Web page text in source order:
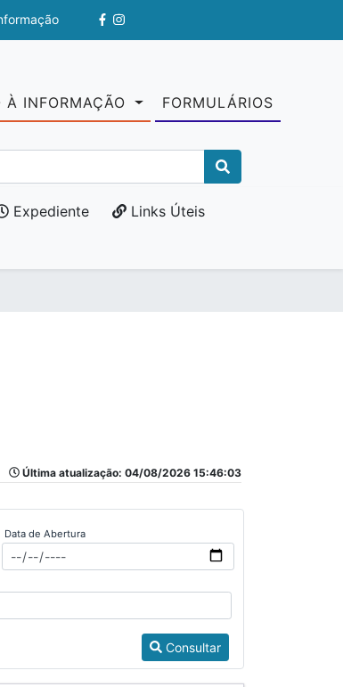
à Informação
À INFORMAÇÃO FORMULÁRIOS
Expediente
Links Úteis
Última atualização: 04/08/2026 15:46:03
Data de Abertura
Consultar